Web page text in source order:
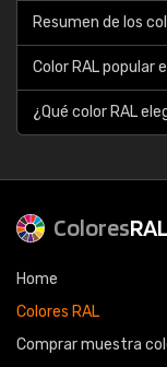
Resumen de los
Color RAL popular
¿Qué color RAL
ColoresRAL
Home
Colores RAL
Comprar muestra